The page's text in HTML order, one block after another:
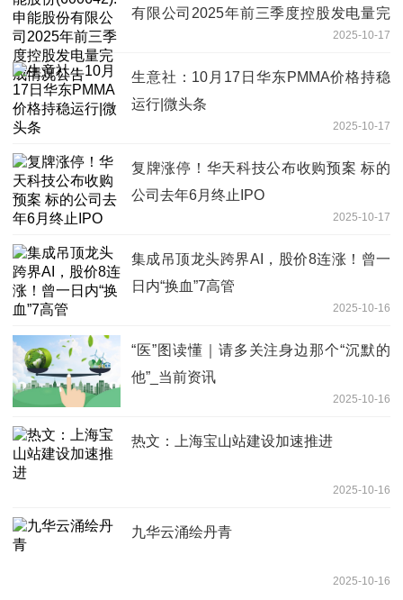
有限公司2025年前三季度控股发电量完
2025-10-17
生意社：10月17日华东PMMA价格持稳
运行|微头条
2025-10-17
复牌涨停！华天科技公布收购预案 标的
公司去年6月终止IPO
2025-10-17
集成吊顶龙头跨界AI，股价8连涨！曾一
日内“换血”7高管
2025-10-16
“医”图读懂｜请多关注身边那个“沉默的
他”_当前资讯
2025-10-16
热文：上海宝山站建设加速推进
2025-10-16
九华云涌绘丹青
2025-10-16